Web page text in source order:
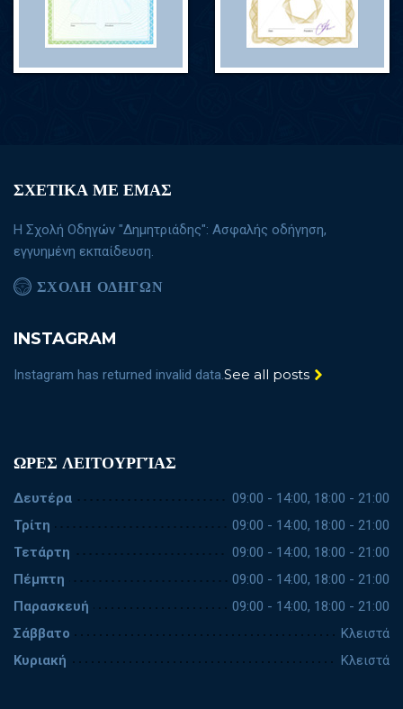
ΣΧΕΤΙΚΑ ΜΕ ΕΜΑΣ
Η Σχολή Οδηγών "Δημητριάδης": Ασφαλής οδήγηση,
εγγυημένη εκπαίδευση.
ΣΧΟΛΗ ΟΔΗΓΩΝ
INSTAGRAM
Instagram has returned invalid data.See all posts
ΩΡΕΣ ΛΕΙΤΟΥΡΓΊΑΣ
Δευτέρα
09:00 - 14:00, 18:00 - 21:00
Τρίτη
09:00 - 14:00, 18:00 - 21:00
Τετάρτη
09:00 - 14:00, 18:00 - 21:00
Πέμπτη
09:00 - 14:00, 18:00 - 21:00
Παρασκευή
09:00 - 14:00, 18:00 - 21:00
Σάββατο
Κλειστά
Κυριακή
Κλειστά